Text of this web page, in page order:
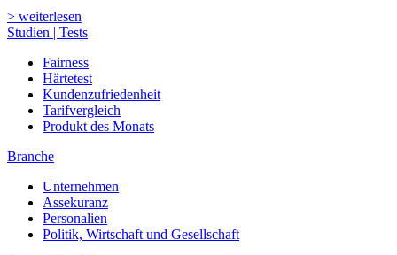
> weiterlesen
Studien | Tests
Fairness
Härtetest
Kundenzufriedenheit
Tarifvergleich
Produkt des Monats
Branche
Unternehmen
Assekuranz
Personalien
Politik, Wirtschaft und Gesellschaft